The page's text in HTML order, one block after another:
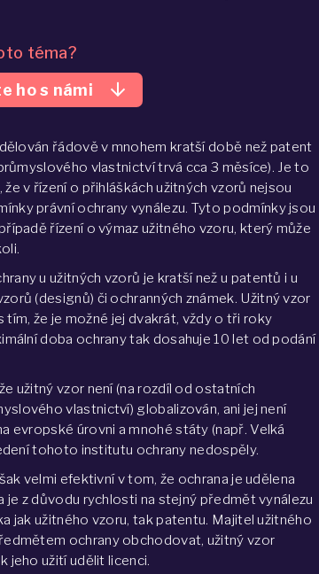
téma?
ho s námi
arrow_downward
řádově v mnohem kratší době než patent
vlastnictví trvá cca 3 měsíce). Je to
v řízení o přihláškách užitných vzorů nejsou
právní ochrany vynálezu. Tyto podmínky jsou
řízení o výmaz užitného vzoru, který může
u užitných vzorů je kratší než u patentů i u
(designů) či ochranných známek. Užitný vzor
tím, že je možné jej dvakrát, vždy o tři roky
doba ochrany tak dosahuje 10 let od podání
užitný vzor není (na rozdíl od ostatních
vlastnictví) globalizován, ani jej není
evropské úrovni a mnohé státy (např. Velká
tohoto institutu ochrany nedospěly.
velmi efektivní v tom, že ochrana je udělena
je z důvodu rychlosti na stejný předmět vynálezu
jak užitného vzoru, tak patentu. Majitel užitného
ochrany obchodovat, užitný vzor
jeho užití udělit licenci.